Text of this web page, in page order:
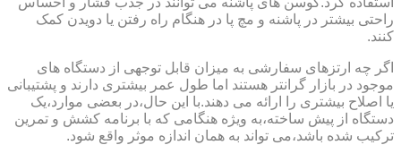
راحتی بیشتر در پاشنه و مچ پا در هنگام راه رفتن یا دویدن کمک
کنند.
اگر چه ارتزهای سفارشی به میزان قابل توجهی از دستگاه های
موجود در بازار گرانتر هستند اما طول عمر بیشتری دارند و پشتیبانی
یا اصلاح بیشتری را ارائه می دهند.با این حال،در بعضی موارد،یک
دستگاه از پیش ساخته،به ویژه هنگامی که با برنامه کشش و تمرین
ترکیب شده باشد،می تواند به همان اندازه موثر واقع شود.